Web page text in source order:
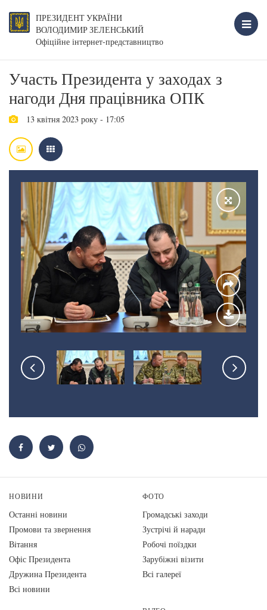
ПРЕЗИДЕНТ УКРАЇНИ
ВОЛОДИМИР ЗЕЛЕНСЬКИЙ
Офіційне інтернет-представництво
Участь Президента у заходах з
нагоди Дня працівника ОПК
13 квітня 2023 року - 17:05
НОВИНИ
Останні новини
Промови та звернення
Вiтання
Офіс Президента
Дружина Президента
Всі новини
ФОТО
Громадські заходи
Зустрічі й наради
Робочі поїздки
Зарубіжні візити
Всі галереї